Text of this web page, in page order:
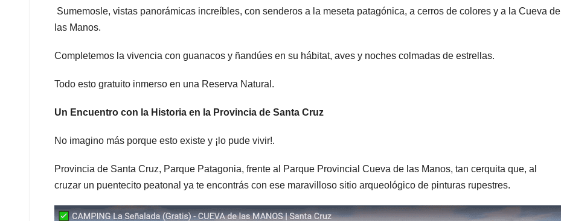
Sumemosle, vistas panorámicas increíbles, con senderos a la meseta patagónica, a cerros de colores y a la Cueva de
las Manos.
Completemos la vivencia con guanacos y ñandúes en su hábitat, aves y noches colmadas de estrellas.
Todo esto gratuito inmerso en una Reserva Natural.
Un Encuentro con la Historia en la Provincia de Santa Cruz
No imagino más porque esto existe y ¡lo pude vivir!.
Provincia de Santa Cruz, Parque Patagonia, frente al Parque Provincial Cueva de las Manos, tan cerquita que, al
cruzar un puentecito peatonal ya te encontrás con ese maravilloso sitio arqueológico de pinturas rupestres.